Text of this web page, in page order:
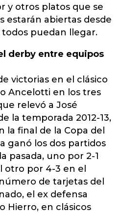
y otros platos que se
estarán abiertas desde
puedan llegar.
derby entre equipos
victorias en el clásico
Ancelotti en los tres
relevó a José
la temporada 2012-13,
la final de la Copa del
ganó los dos partidos
pasada, uno por 2-1
otro por 4-3 en el
de tarjetas del
el ex defensa
Hierro, en clásicos